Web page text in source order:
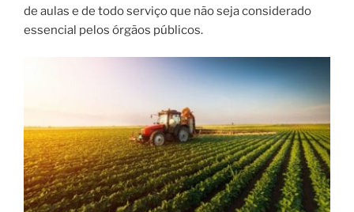
de aulas e de todo serviço que não seja considerado
essencial pelos órgãos públicos.